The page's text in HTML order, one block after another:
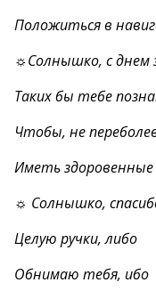
Положиться в
☼Солнышко, с днем
Таких бы тебе
Чтобы, не
Иметь
☼ Солнышко,
Целую ручки, либо
Обнимаю тебя, ибо